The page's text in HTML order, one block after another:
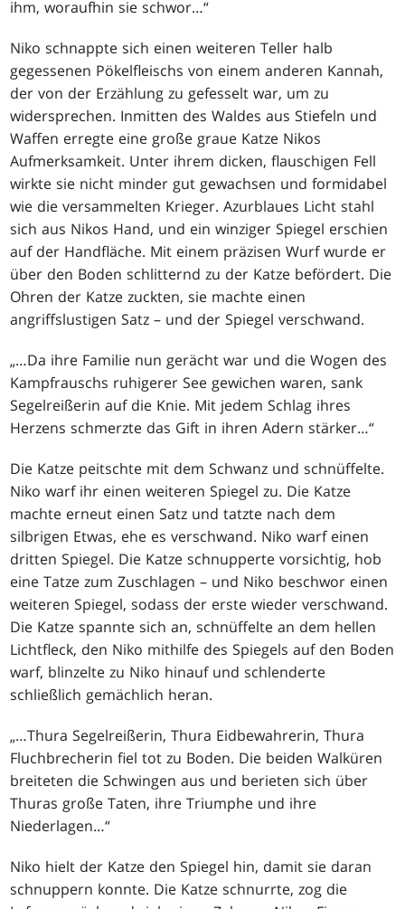
ihm, woraufhin sie schwor…“
Niko schnappte sich einen weiteren Teller halb
gegessenen Pökelfleischs von einem anderen Kannah,
der von der Erzählung zu gefesselt war, um zu
widersprechen. Inmitten des Waldes aus Stiefeln und
Waffen erregte eine große graue Katze Nikos
Aufmerksamkeit. Unter ihrem dicken, flauschigen Fell
wirkte sie nicht minder gut gewachsen und formidabel
wie die versammelten Krieger. Azurblaues Licht stahl
sich aus Nikos Hand, und ein winziger Spiegel erschien
auf der Handfläche. Mit einem präzisen Wurf wurde er
über den Boden schlitternd zu der Katze befördert. Die
Ohren der Katze zuckten, sie machte einen
angriffslustigen Satz – und der Spiegel verschwand.
„…Da ihre Familie nun gerächt war und die Wogen des
Kampfrauschs ruhigerer See gewichen waren, sank
Segelreißerin auf die Knie. Mit jedem Schlag ihres
Herzens schmerzte das Gift in ihren Adern stärker…“
Die Katze peitschte mit dem Schwanz und schnüffelte.
Niko warf ihr einen weiteren Spiegel zu. Die Katze
machte erneut einen Satz und tatzte nach dem
silbrigen Etwas, ehe es verschwand. Niko warf einen
dritten Spiegel. Die Katze schnupperte vorsichtig, hob
eine Tatze zum Zuschlagen – und Niko beschwor einen
weiteren Spiegel, sodass der erste wieder verschwand.
Die Katze spannte sich an, schnüffelte an dem hellen
Lichtfleck, den Niko mithilfe des Spiegels auf den Boden
warf, blinzelte zu Niko hinauf und schlenderte
schließlich gemächlich heran.
„…Thura Segelreißerin, Thura Eidbewahrerin, Thura
Fluchbrecherin fiel tot zu Boden. Die beiden Walküren
breiteten die Schwingen aus und berieten sich über
Thuras große Taten, ihre Triumphe und ihre
Niederlagen…“
Niko hielt der Katze den Spiegel hin, damit sie daran
schnuppern konnte. Die Katze schnurrte, zog die